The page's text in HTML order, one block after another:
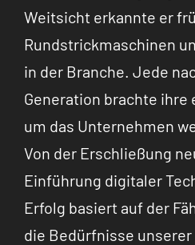
Weitsicht erkannte er
Rundstrickmaschinen
in der Branche. Jede
Generation brachte ihre
um das Unternehmen
Von der Erschließung
Einführung digitaler
Erfolg basiert auf der
die Bedürfnisse unserer